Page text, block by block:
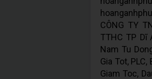
CÔNG TY
TTHC TP Dĩ
Nam Tu
Gia Tot,
Giam Toc,